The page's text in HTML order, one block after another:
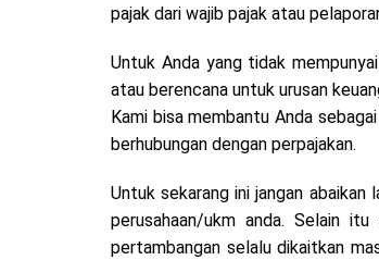
pajak dari wajib pajak atau
Untuk Anda yang tidak
atau berencana untuk urusan
Kami bisa membantu Anda
berhubungan dengan perpajakan.
Untuk sekarang ini jangan abaikan
perusahaan/ukm anda. Selain
pertambangan selalu dikaitkan